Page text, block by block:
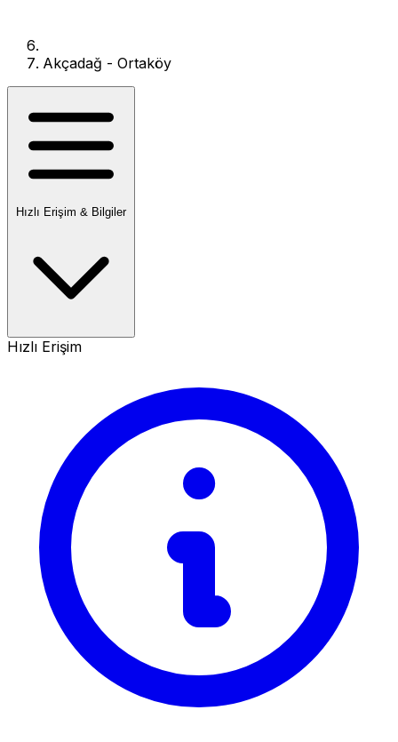
Akçadağ - Ortaköy
Hızlı Erişim & Bilgiler
Hızlı Erişim